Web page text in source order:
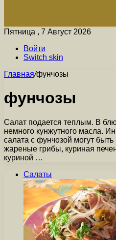
Пятница , 7 Август 2026
Войти
Switch skin
Главная/фунчозы
фунчозы
Салат подается теплым. В
немного кунжутного масла.
салата с фунчозой могут
жареные грибы, куриная
куриной …
Салаты